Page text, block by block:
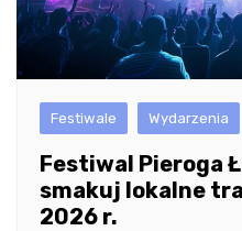
Festiwale Wydarzenia
Festiwal Pieroga
smakuj lokalne
2026 r.